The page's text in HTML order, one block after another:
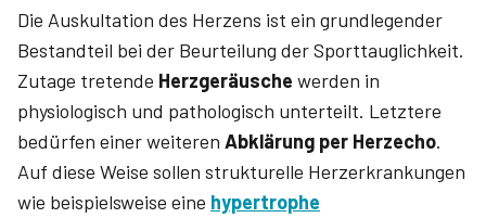
Die Auskultation des Herzens ist ein grundlegender
Bestandteil bei der Beurteilung der Sporttauglichkeit.
Zutage tretende Herzgeräusche werden in
physiologisch und pathologisch unterteilt. Letztere
bedürfen einer weiteren Abklärung per Herzecho.
Auf diese Weise sollen strukturelle Herzerkrankungen
wie beispielsweise eine hypertrophe